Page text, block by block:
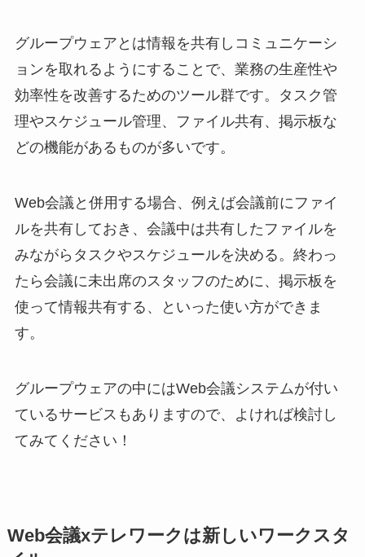
グループウェアとは情報を共有しコミュニケーシ
ョンを取れるようにすることで、業務の生産性や
効率性を改善するためのツール群です。タスク管
理やスケジュール管理、ファイル共有、掲示板な
どの機能があるものが多いです。
Web会議と併用する場合、例えば会議前にファイ
ルを共有しておき、会議中は共有したファイルを
みながらタスクやスケジュールを決める。終わっ
たら会議に未出席のスタッフのために、掲示板を
使って情報共有する、といった使い方ができま
す。
グループウェアの中にはWeb会議システムが付い
ているサービスもありますので、よければ検討し
てみてください！
Web会議xテレワークは新しいワークスタ